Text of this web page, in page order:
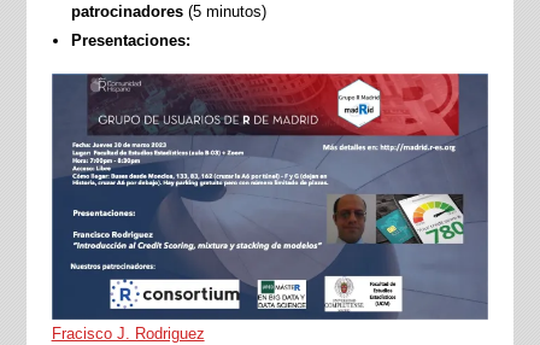
patrocinadores(5 minutos)
Presentaciones:
Fracisco J. Rodriguez